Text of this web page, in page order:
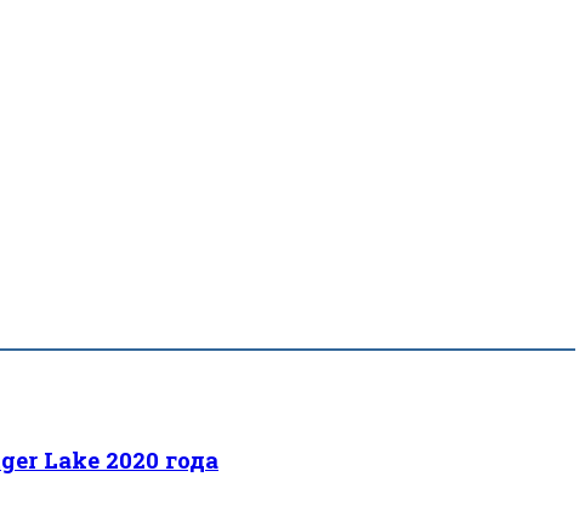
Lake 2020 года